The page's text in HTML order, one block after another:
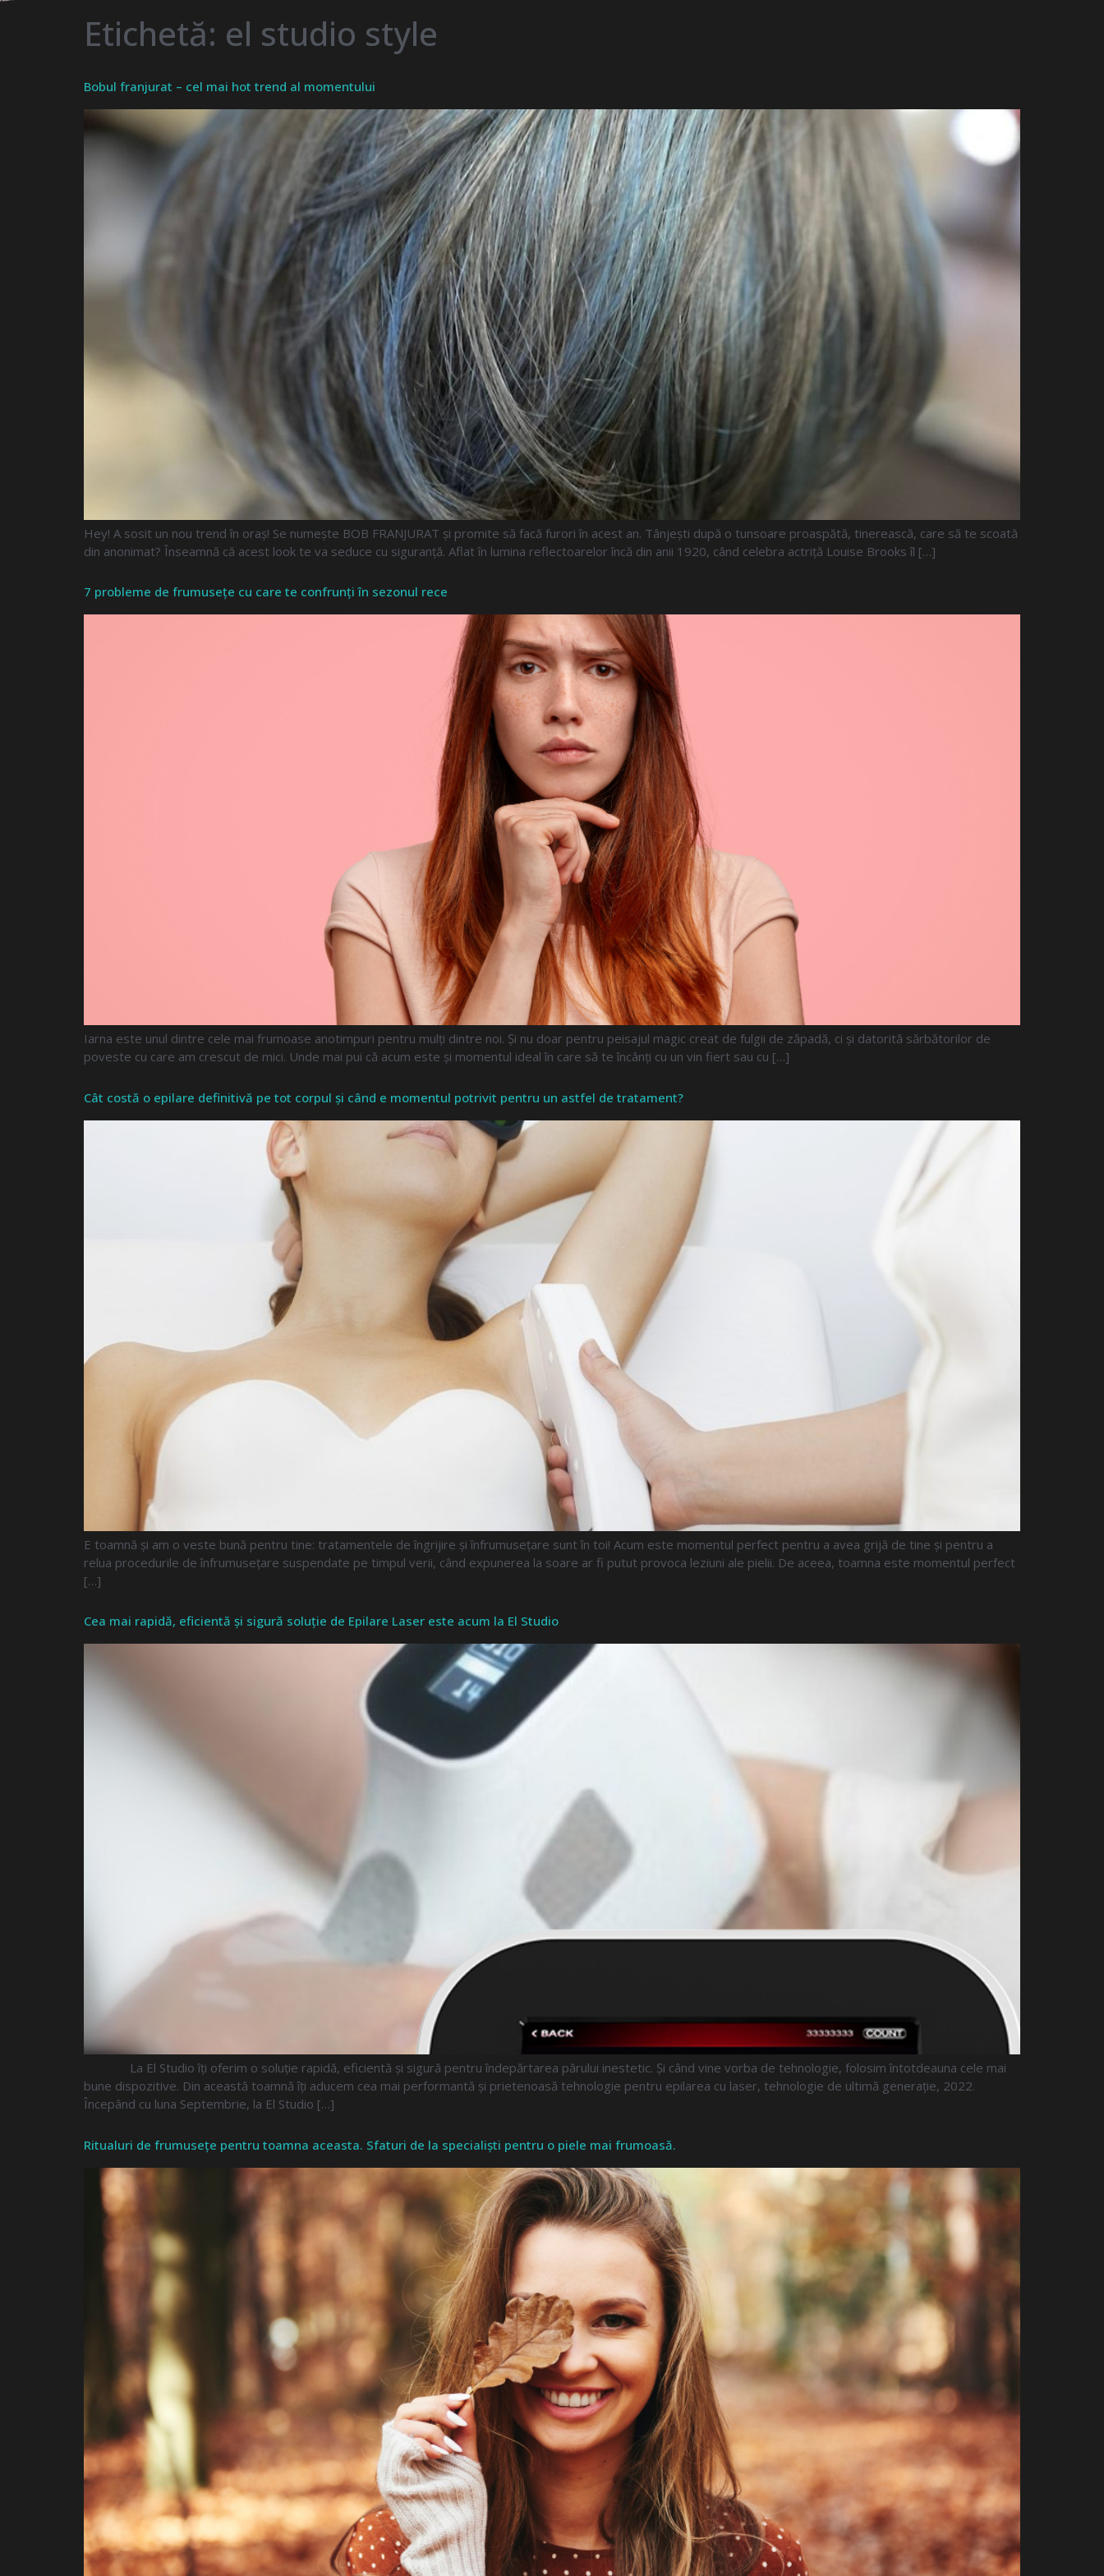
Etichetă: el studio style
Bobul franjurat – cel mai hot trend al momentului
Hey! A sosit un nou trend în oraș! Se numește BOB FRANJURAT și promite să facă furori în acest an. Tânjești după o tunsoare proaspătă, tinerească, care să te scoată
din anonimat? Înseamnă că acest look te va seduce cu siguranță. Aflat în lumina reflectoarelor încă din anii 1920, când celebra actriță Louise Brooks îl […]
7 probleme de frumusețe cu care te confrunți în sezonul rece
Iarna este unul dintre cele mai frumoase anotimpuri pentru mulți dintre noi. Și nu doar pentru peisajul magic creat de fulgii de zăpadă, ci și datorită sărbătorilor de
poveste cu care am crescut de mici. Unde mai pui că acum este și momentul ideal în care să te încânți cu un vin fiert sau cu […]
Cât costă o epilare definitivă pe tot corpul și când e momentul potrivit pentru un astfel de tratament?
E toamnă și am o veste bună pentru tine: tratamentele de îngrijire și înfrumusețare sunt în toi! Acum este momentul perfect pentru a avea grijă de tine și pentru a
relua procedurile de înfrumusețare suspendate pe timpul verii, când expunerea la soare ar fi putut provoca leziuni ale pielii. De aceea, toamna este momentul perfect
[…]
Cea mai rapidă, eficientă și sigură soluție de Epilare Laser este acum la El Studio
La El Studio îți oferim o soluție rapidă, eficientă și sigură pentru îndepărtarea părului inestetic. Și când vine vorba de tehnologie, folosim întotdeauna cele mai
bune dispozitive. Din această toamnă îți aducem cea mai performantă și prietenoasă tehnologie pentru epilarea cu laser, tehnologie de ultimă generație, 2022.
Începând cu luna Septembrie, la El Studio […]
Ritualuri de frumusețe pentru toamna aceasta. Sfaturi de la specialiști pentru o piele mai frumoasă.